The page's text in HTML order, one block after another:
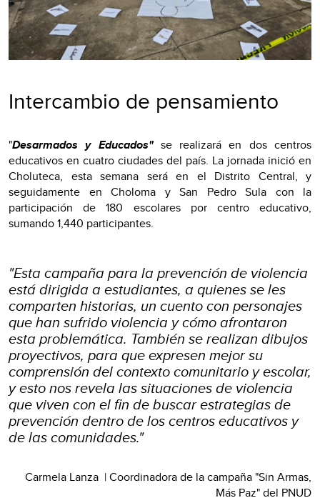
Intercambio de pensamiento
"Desarmados y Educados"se realizará en dos centros
educativos en cuatro ciudades del país. La jornada inició en
Choluteca, esta semana será en el Distrito Central, y
seguidamente en Choloma y San Pedro Sula con la
participación de 180 escolares por centro educativo,
sumando 1,440 participantes.
"Esta campaña para la prevención de violencia
está dirigida a estudiantes, a quienes se les
comparten historias, un cuento con personajes
que han sufrido violencia y cómo afrontaron
esta problemática. También se realizan dibujos
proyectivos, para que expresen mejor su
comprensión del contexto comunitario y escolar,
y esto nos revela las situaciones de violencia
que viven con el fin de buscar estrategias de
prevención dentro de los centros educativos y
de las comunidades."
Carmela Lanza | Coordinadora de la campaña "Sin Armas,
Más Paz" del PNUD